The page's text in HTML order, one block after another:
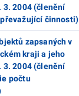
3. 2004 (členění
činnosti)
zapsaných v
kraji a jeho
3. 2004 (členění
počtu